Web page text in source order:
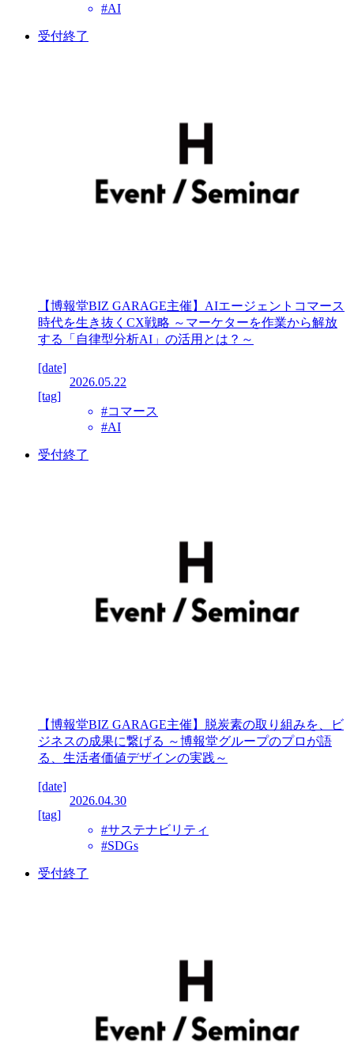
#AI
受付終了
【博報堂BIZ GARAGE主催】AIエージェントコマース
時代を生き抜くCX戦略 ～マーケターを作業から解放
する「自律型分析AI」の活用とは？～
[date]
2026.05.22
[tag]
#コマース
#AI
受付終了
【博報堂BIZ GARAGE主催】脱炭素の取り組みを、ビ
ジネスの成果に繋げる ～博報堂グループのプロが語
る、生活者価値デザインの実践～
[date]
2026.04.30
[tag]
#サステナビリティ
#SDGs
受付終了